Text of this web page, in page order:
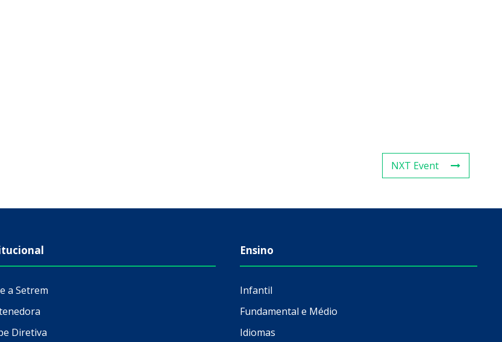
NXT Event
a Setrem
Diretiva
Ensino
Infantil
Fundamental e Médio
Idiomas